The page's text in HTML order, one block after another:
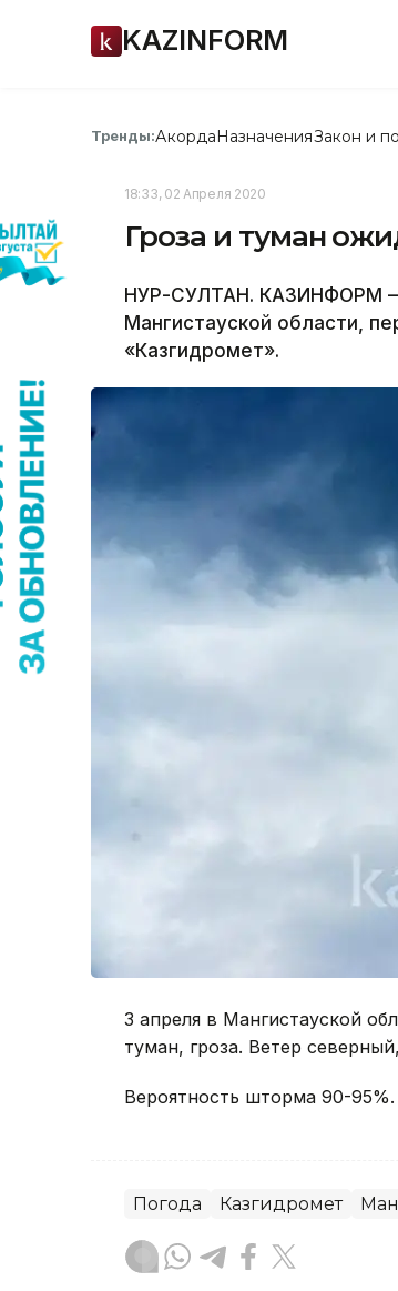
KAZINFORM
Тренды:АкордаНазначенияЗакон и
18:33, 02 Апреля 2020
Гроза и туман
НУР-СУЛТАН. КАЗИНФОРМ
Мангистауской области,
«Казгидромет».
3 апреля в Мангистауской
туман, гроза. Ветер
Вероятность шторма 90-95%.
Погода Казгидромет